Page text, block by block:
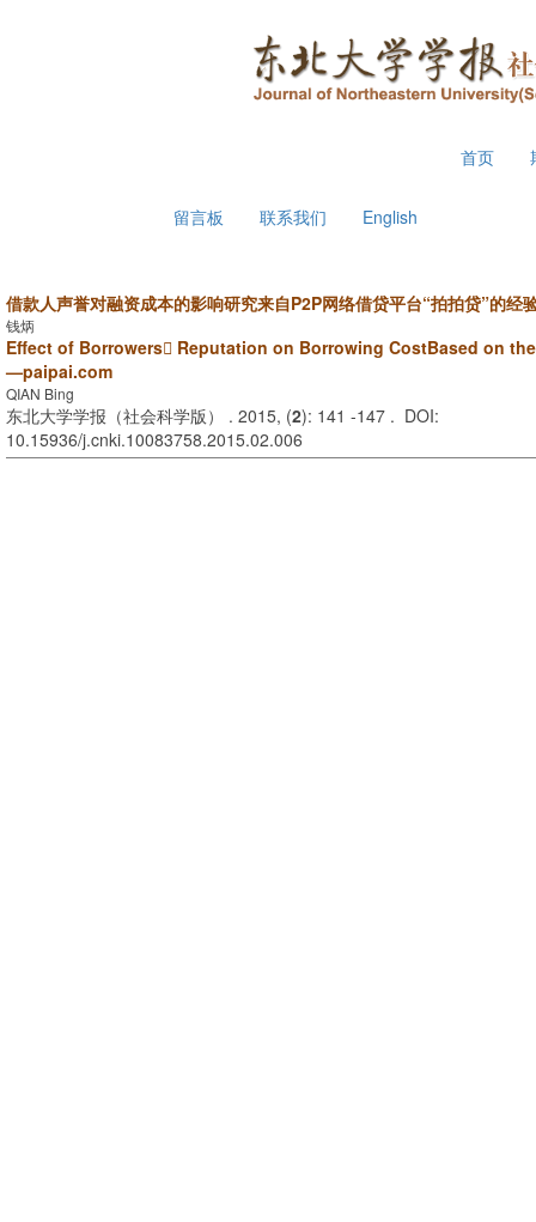
首页
留言板 联系我们 English
借款人声誉对融资成本的影响研究来自P2P网络借贷平台“拍拍贷”的经
钱炳
Effect of Borrowers Reputation on Borrowing CostBased on
—paipai.com
QIAN Bing
东北大学学报（社会科学版） . 2015, (2): 141 -147 . DOI:
10.15936/j.cnki.10083758.2015.02.006